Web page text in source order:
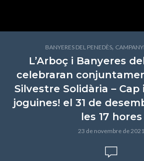
BANYERES DEL PENEDÈS,
L’Arboç i Banyeres
celebraran
Silvestre Solidària –
joguines! el 31 de
les 17 hores
23 de novembre de 2021